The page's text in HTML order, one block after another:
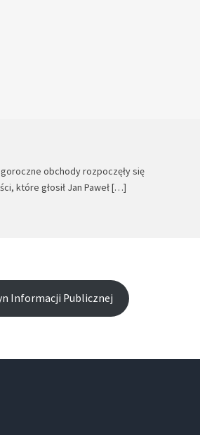
obchody rozpoczęły się
które głosił Jan Paweł […]